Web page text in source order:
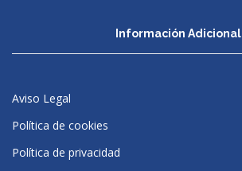
i
ó
n
Información Adicional
Aviso Legal
Política de cookies
Política de privacidad